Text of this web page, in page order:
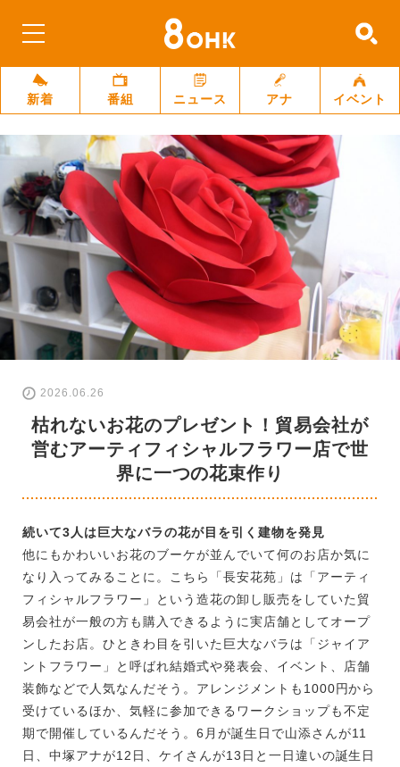
新着 番組 ニュース アナ イベント
2026.06.26
枯れないお花のプレゼント！貿易会社が
営むアーティフィシャルフラワー店で世
界に一つの花束作り
続いて3人は巨大なバラの花が目を引く建物を発見
他にもかわいいお花のブーケが並んでいて何のお店か気に
なり入ってみることに。こちら「長安花苑」は「アーティ
フィシャルフラワー」という造花の卸し販売をしていた貿
易会社が一般の方も購入できるように実店舗としてオープ
ンしたお店。ひときわ目を引いた巨大なバラは「ジャイア
ントフラワー」と呼ばれ結婚式や発表会、イベント、店舗
装飾などで人気なんだそう。アレンジメントも1000円から
受けているほか、気軽に参加できるワークショップも不定
期で開催しているんだそう。6月が誕生日で山添さんが11
日、中塚アナが12日、ケイさんが13日と一日違いの誕生日